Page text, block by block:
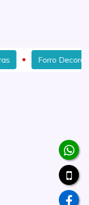
Forro Decorado em